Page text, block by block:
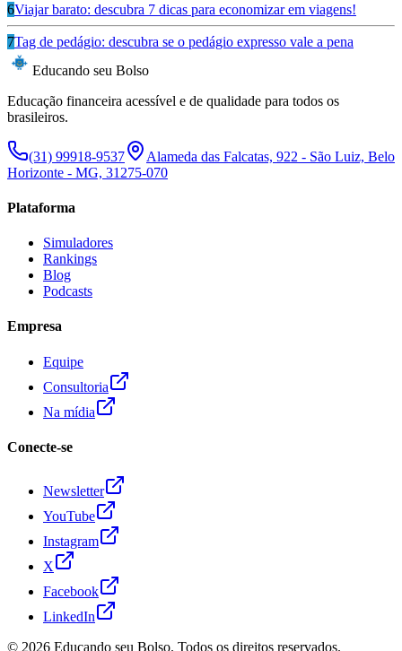
6Viajar barato: descubra 7 dicas para economizar em viagens!
7Tag de pedágio: descubra se o pedágio expresso vale a pena
Educando seu Bolso
Educação financeira acessível e de qualidade para todos os
brasileiros.
(31) 99918-9537
Alameda das Falcatas, 922 - São Luiz, Belo
Horizonte - MG, 31275-070
Plataforma
Simuladores
Rankings
Blog
Podcasts
Empresa
Equipe
Consultoria
Na mídia
Conecte-se
Newsletter
YouTube
Instagram
X
Facebook
LinkedIn
© 2026 Educando seu Bolso. Todos os direitos reservados.